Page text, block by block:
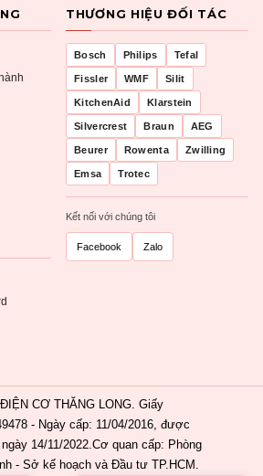
THƯƠNG HIỆU ĐỐI TÁC
Bosch Philips Tefal
Fissler WMF Silit
KitchenAid Klarstein
Silvercrest Braun AEG
Beurer Rowenta Zwilling
Emsa Trotec
Kết nối với chúng tôi
Facebook Zalo
CƠ THĂNG LONG. Giấy
- Ngày cấp: 11/04/2016, được
14/11/2022.Cơ quan cấp: Phòng
- Sở kế hoạch và Đầu tư TP.HCM.